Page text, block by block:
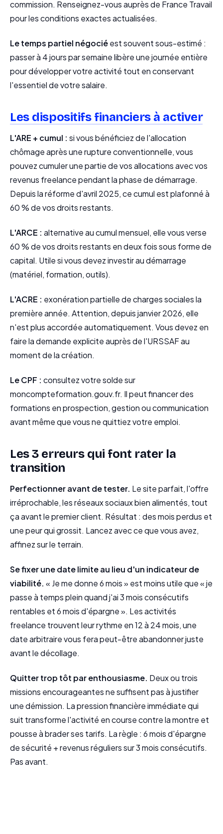
commission. Renseignez-vous auprès de France Travail
pour les conditions exactes actualisées.
Le temps partiel négociéest souvent sous-estimé :
passer à 4 jours par semaine libère une journée entière
pour développer votre activité tout en conservant
l'essentiel de votre salaire.
Les dispositifs financiers à activer
L'ARE + cumul : si vous bénéficiez de l'allocation
chômage après une rupture conventionnelle, vous
pouvez cumuler une partie de vos allocations avec vos
revenus freelance pendant la phase de démarrage.
Depuis la réforme d'avril 2025, ce cumul est plafonné à
60 % de vos droits restants.
L'ARCE : alternative au cumul mensuel, elle vous verse
60 % de vos droits restants en deux fois sous forme de
capital. Utile si vous devez investir au démarrage
(matériel, formation, outils).
L'ACRE : exonération partielle de charges sociales la
première année. Attention, depuis janvier 2026, elle
n'est plus accordée automatiquement. Vous devez en
faire la demande explicite auprès de l'URSSAF au
moment de la création.
Le CPF : consultez votre solde sur
moncompteformation.gouv.fr. Il peut financer des
formations en prospection, gestion ou communication
avant même que vous ne quittiez votre emploi.
Les 3 erreurs qui font rater la
transition
Perfectionner avant de tester. Le site parfait, l'offre
irréprochable, les réseaux sociaux bien alimentés, tout
ça avant le premier client. Résultat : des mois perdus et
une peur qui grossit. Lancez avec ce que vous avez,
affinez sur le terrain.
Se fixer une date limite au lieu d'un indicateur de
viabilité. « Je me donne 6 mois » est moins utile que « je
passe à temps plein quand j'ai 3 mois consécutifs
rentables et 6 mois d'épargne ». Les activités
freelance trouvent leur rythme en 12 à 24 mois, une
date arbitraire vous fera peut-être abandonner juste
avant le décollage.
Quitter trop tôt par enthousiasme. Deux ou trois
missions encourageantes ne suffisent pas à justifier
une démission. La pression financière immédiate qui
suit transforme l'activité en course contre la montre et
pousse à brader ses tarifs. La règle : 6 mois d'épargne
de sécurité + revenus réguliers sur 3 mois consécutifs.
Pas avant.